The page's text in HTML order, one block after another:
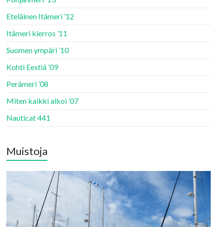
Eteläinen Itämeri ’12
Itämeri kierros ’11
Suomen ympäri ’10
Kohti Eestiä ’09
Perämeri ’08
Miten kaikki alkoi ’07
Nauticat 441
Muistoja